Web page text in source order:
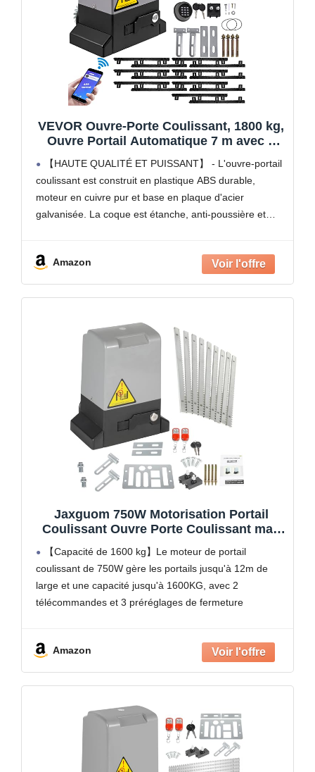
VEVOR Ouvre-Porte Coulissant, 1800 kg,
Ouvre Portail Automatique 7 m avec 4
Télécommandes et Contrôle APP, Moteur
de Portail Électrique pour Allée Roulante,
Kit Système Sécurité Opérateur de
Portail
【HAUTE QUALITÉ ET PUISSANT】 - L'ouvre-portail
coulissant est construit en plastique ABS durable,
moteur en cuivre pur et base en plaque d'acier
galvanisée. La coque est étanche, anti-poussière et
Amazon
Jaxguom 750W Motorisation Portail
Coulissant Ouvre Porte Coulissant max
1600KG Moteur Électrique de Portail
Automatique
【Capacité de 1600 kg】Le moteur de portail
coulissant de 750W gère les portails jusqu'à 12m de
large et une capacité jusqu'à 1600KG, avec 2
télécommandes et 3 préréglages de fermeture
moteurAmazon